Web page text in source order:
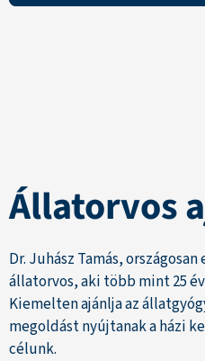
Állatorvos
Dr. Juhász Tamás,
állatorvos, aki több mint 25
Kiemelten ajánlja az
megoldást nyújtanak a házi
célunk.